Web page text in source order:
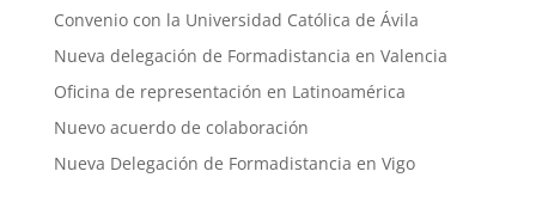
Convenio con la Universidad Católica de Ávila
Nueva delegación de Formadistancia en Valencia
Oficina de representación en Latinoamérica
Nuevo acuerdo de colaboración
Nueva Delegación de Formadistancia en Vigo